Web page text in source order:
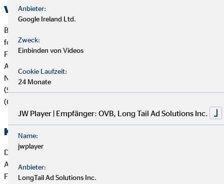
Versicherungs- und Finanzanlagenberatung
Bei der Beratung zu Versicherungsanlageprodukten (z.B.
fondsgebundenen Lebens- und Rentenversicherungen) und
Finanzanlageprodukten verfolgt die OVB Vermögensberatung
AG die folgende Strategie zur Berücksichtigung von
Nachhaltigkeitsaspekten wie Umwelt (Environment), Soziales
(Social) und verantwortungsvolle Unternehmensführung
(Governance):
Kooperierende Produktgesellschaften
Die OVB Vermögensberatung AG arbeitet vorrangig mit
Anbietern von Versicherungsanlageprodukten und
Finanzanlageprodukten zusammen, die ihrerseits
Anbieter:
Google Ireland Ltd.
Zweck:
Einbinden von Videos
Cookie Laufzeit:
24 Monate
JW Player | Empfänger: OVB, Long Tail Ad Solutions Inc.
Name:
jwplayer
Anbieter:
LongTail Ad Solutions Inc.